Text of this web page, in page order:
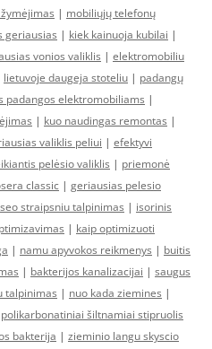
| mobiliųjų telefonų
geriausias | kiek kainuoja kubilai |
vonios valiklis | elektromobiliu
lietuvoje daugeja stoteliu | padangų
padangos elektromobiliams |
| kuo naudingas remontas |
valiklis peliui | efektyvi
pelėsio valiklis | priemonė
classic | geriausias pelesio
seo straipsniu talpinimas | isorinis
| kaip optimizuoti
| namu apyvokos reikmenys | buitis
| bakterijos kanalizacijai | saugus
talpinimas | nuo kada ziemines |
polikarbonatiniai šiltnamiai stipruolis
bakterija | zieminio langu skyscio